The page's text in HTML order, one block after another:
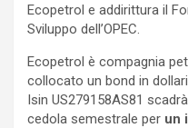
Ecopetrol e addirittura il
Sviluppo dell’OPEC.
Ecopetrol è compagnia
collocato un bond in
Isin US279158AS81
cedola semestrale per un